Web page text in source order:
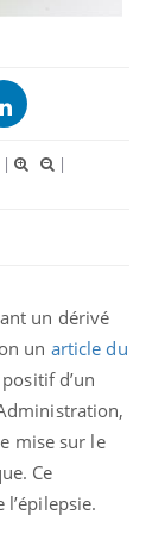
|
|
un dérivé
un article du
d’un
mise sur le
Ce